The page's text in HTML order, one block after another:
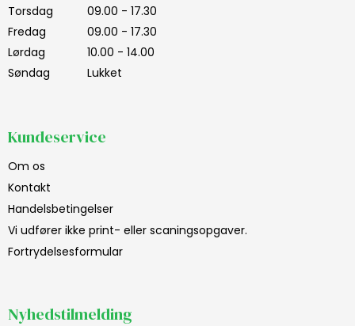
Torsdag
09.00 - 17.30
Fredag
09.00 - 17.30
Lørdag
10.00 - 14.00
Søndag
Lukket
Kundeservice
Om os
Kontakt
Handelsbetingelser
Vi udfører ikke print- eller scaningsopgaver.
Fortrydelsesformular
Nyhedstilmelding